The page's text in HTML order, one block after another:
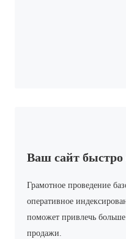
Ваш сайт
Грамотное проведение
оперативное
поможет привлечь
продажи.